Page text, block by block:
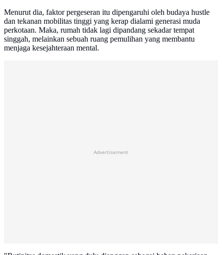
Menurut dia, faktor pergeseran itu dipengaruhi oleh budaya hustle
dan tekanan mobilitas tinggi yang kerap dialami generasi muda
perkotaan. Maka, rumah tidak lagi dipandang sekadar tempat
singgah, melainkan sebuah ruang pemulihan yang membantu
menjaga kesejahteraan mental.
Advertisement